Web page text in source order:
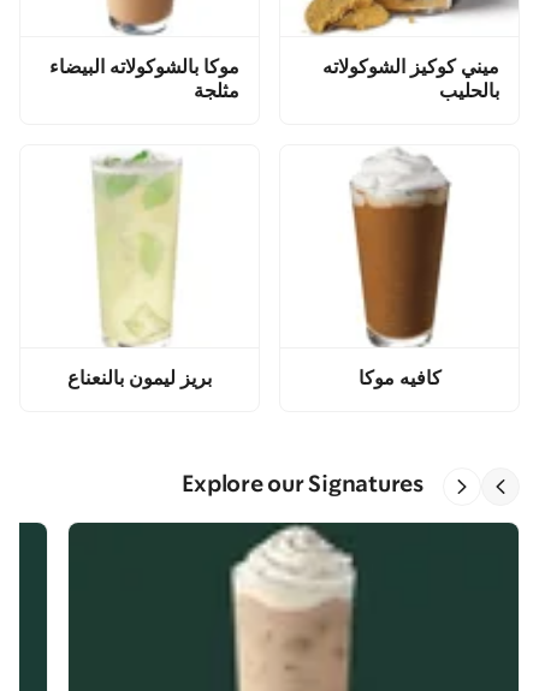
ميني كوكيز الشوكولاته
بالحليب
موكا بالشوكولاته البيضاء
مثلجة
كافيه موكا بريز ليمون بالنعناع
Explore our Signatures